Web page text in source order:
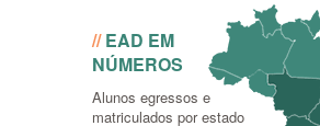
//EAD EM
NÚMEROS
Alunos egressos e
matriculados por estado
Conheça as
Cursos